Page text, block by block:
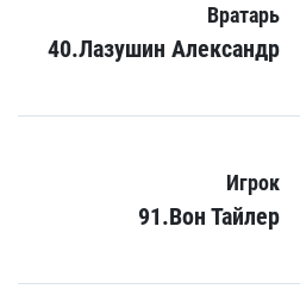
Вратарь
40.Лазушин Александр
Игрок
91.Вон Тайлер